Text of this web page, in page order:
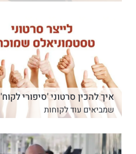
איך להכין סרטוני 'סיפורי לקוח'
שמביאים עוד לקוחות